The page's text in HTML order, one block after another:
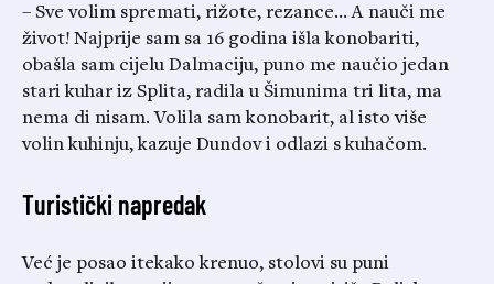
– Sve volim spremati, rižote, rezance… A nauči me
život! Najprije sam sa 16 godina išla konobariti,
obašla sam cijelu Dalmaciju, puno me naučio jedan
stari kuhar iz Splita, radila u Šimunima tri lita, ma
nema di nisam. Volila sam konobarit, al isto više
volin kuhinju, kazuje Dundov i odlazi s kuhačom.
Turistički napredak
Već je posao itekako krenuo, stolovi su puni